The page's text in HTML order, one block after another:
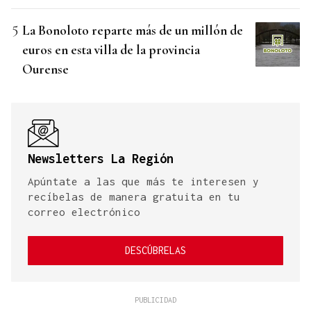
La Bonoloto reparte más de un millón de
euros en esta villa de la provincia
Ourense
Newsletters La Región
Apúntate a las que más te interesen y
recíbelas de manera gratuita en tu
correo electrónico
DESCÚBRELAS